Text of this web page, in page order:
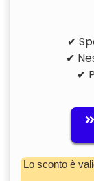
✔
✔
✔
Lo sconto è